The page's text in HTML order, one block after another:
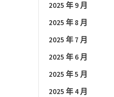
2025 年 9 月
2025 年 8 月
2025 年 7 月
2025 年 6 月
2025 年 5 月
2025 年 4 月